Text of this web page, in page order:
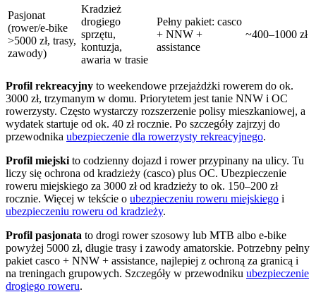
Pasjonat
(rower/e-bike
>5000 zł, trasy,
zawody)
Kradzież
drogiego
sprzętu,
kontuzja,
awaria w trasie
Pełny pakiet: casco
+ NNW +
assistance
~400–1000 zł
Profil rekreacyjny to weekendowe przejażdżki rowerem do ok.
3000 zł, trzymanym w domu. Priorytetem jest tanie NNW i OC
rowerzysty. Często wystarczy rozszerzenie polisy mieszkaniowej, a
wydatek startuje od ok. 40 zł rocznie. Po szczegóły zajrzyj do
przewodnika ubezpieczenie dla rowerzysty rekreacyjnego.
Profil miejski to codzienny dojazd i rower przypinany na ulicy. Tu
liczy się ochrona od kradzieży (casco) plus OC. Ubezpieczenie
roweru miejskiego za 3000 zł od kradzieży to ok. 150–200 zł
rocznie. Więcej w tekście o ubezpieczeniu roweru miejskiego i
ubezpieczeniu roweru od kradzieży.
Profil pasjonata to drogi rower szosowy lub MTB albo e-bike
powyżej 5000 zł, długie trasy i zawody amatorskie. Potrzebny pełny
pakiet casco + NNW + assistance, najlepiej z ochroną za granicą i
na treningach grupowych. Szczegóły w przewodniku ubezpieczenie
drogiego roweru.